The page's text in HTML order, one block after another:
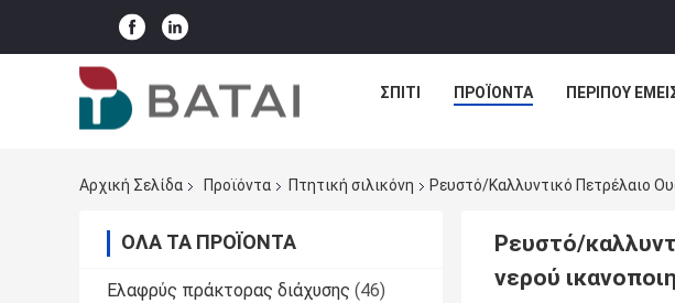
ΣΠΊΤΙ ΠΡΟΪΌΝΤΑ ΠΕΡΊΠΟΥ
Αρχική Σελίδα Προϊόντα Πτητική σιλικόνη Ρευστό/καλλυντικό Πετρέλαιο
ΌΛΑ ΤΑ ΠΡΟΪΌΝΤΑ
Ελαφρύς πράκτορας διάχυσης (46)
Ρευστό/
νερού